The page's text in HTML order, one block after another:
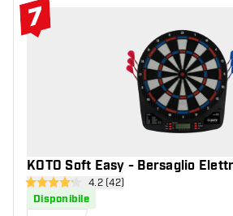
7
#7 Top 10
KOTO Soft Easy - Bersaglio
apri pannello recensioni
4.2 stelle di valutazione
4.2 (42)
Disponibile